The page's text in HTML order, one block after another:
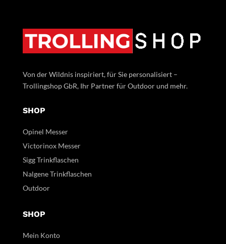
Von der Wildnis inspiriert, für Sie personalisiert –
Trollingshop GbR, Ihr Partner für Outdoor und mehr.
SHOP
Opinel Messer
Victorinox Messer
Sigg Trinkflaschen
Nalgene Trinkflaschen
Outdoor
SHOP
Mein Konto